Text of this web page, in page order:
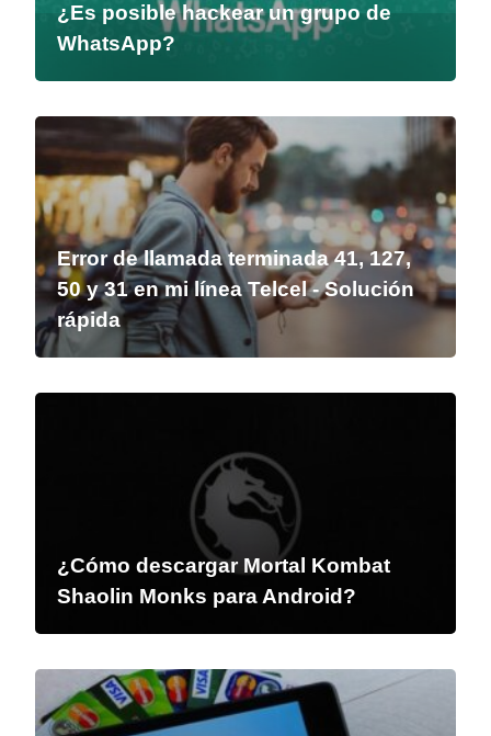
¿Es posible hackear un grupo de
WhatsApp?
Error de llamada terminada 41, 127,
50 y 31 en mi línea Telcel - Solución
rápida
¿Cómo descargar Mortal Kombat
Shaolin Monks para Android?